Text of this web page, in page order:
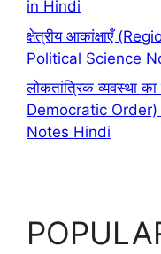
in Hindi
क्षेत्रीय आकांक्षाएँ
Political Science
लोकतांत्रिक व्यवस्था
Democratic
Notes Hindi